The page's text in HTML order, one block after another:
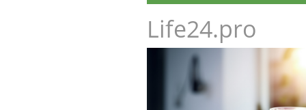
Life24.pro